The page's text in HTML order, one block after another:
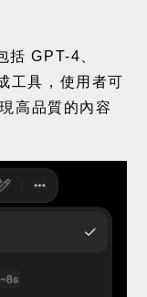
括 GPT-4
工具，使用者可
高品質的內容